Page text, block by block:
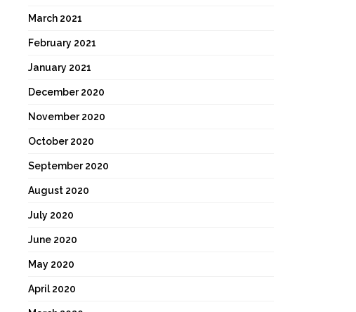
March 2021
February 2021
January 2021
December 2020
November 2020
October 2020
September 2020
August 2020
July 2020
June 2020
May 2020
April 2020